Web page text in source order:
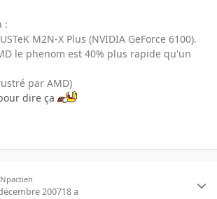
:
M2N-X Plus (NVIDIA GeForce 6100).
le phenom est 40% plus rapide qu'un
par AMD)
dire ça
200718 a